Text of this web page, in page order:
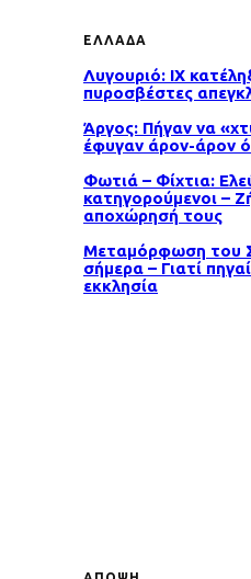
ΕΛΛΑΔΑ
Λυγουριό: ΙΧ
πυροσβέστες
Άργος: Πήγαν να
έφυγαν άρον-άρον
Φωτιά – Φίχτια:
κατηγορούμενοι –
αποχώρησή τους
Μεταμόρφωση του
σήμερα – Γιατί
εκκλησία